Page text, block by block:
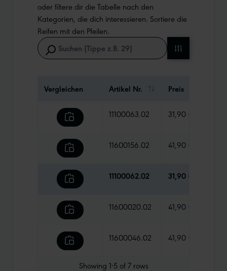
oder filtere dir die Tabelle nach den
Kategorien, die dich interessieren. Sortiere die
Reifen mit den Pfeilen.
Vergleichen Artikel Nr. Preis
11100063.02 31,90 €
11600156.02 41,90 €
11100062.02 31,90 €
11600020.02 41,90 €
11600046.02 41,90 €
Showing 1-5of7 rows